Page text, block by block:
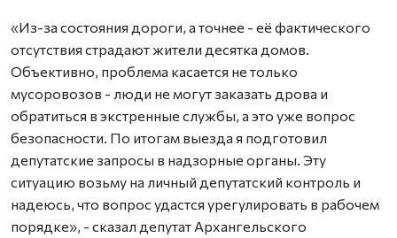
«Из-за состояния дороги, а точнее - её фактического
отсутствия страдают жители десятка домов.
Объективно, проблема касается не только
мусоровозов - люди не могут заказать дрова и
обратиться в экстренные службы, а это уже вопрос
безопасности. По итогам выезда я подготовил
депутатские запросы в надзорные органы. Эту
ситуацию возьму на личный депутатский контроль и
надеюсь, что вопрос удастся урегулировать в рабочем
порядке», - сказал депутат Архангельского